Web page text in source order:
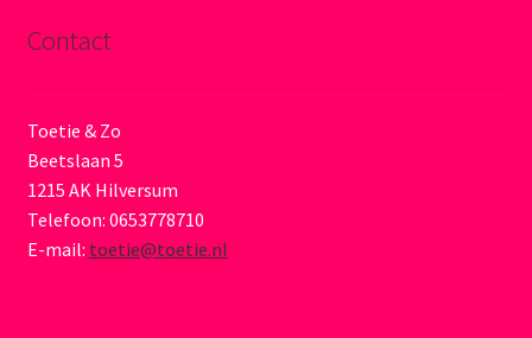
Contact
Toetie & Zo
Beetslaan 5
1215 AK Hilversum
Telefoon: 0653778710
E-mail: toetie@toetie.nl